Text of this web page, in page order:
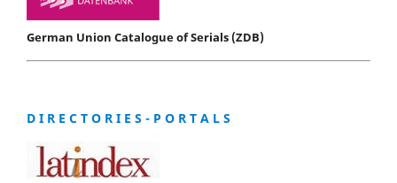
German Union Catalogue of Serials (ZDB)
D I R E C T O R I E S - P O R T A L S